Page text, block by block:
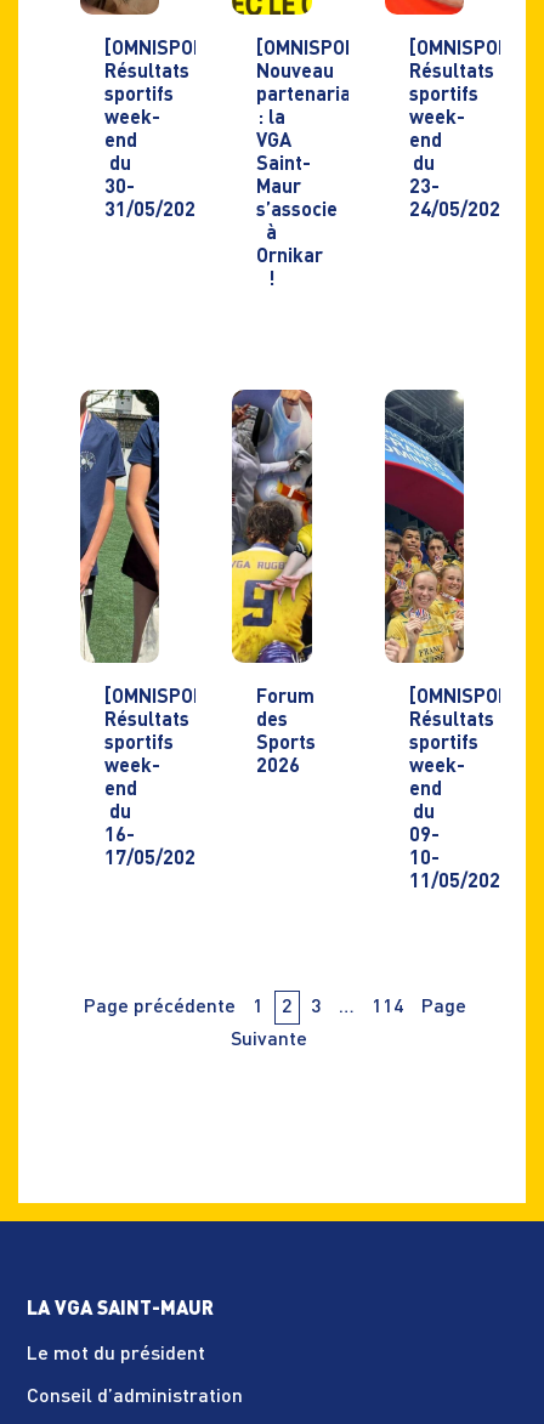
[OMNISPORTS]
Résultats
sportifs
week-
end
du
30-
31/05/2026
[OMNISPORTS]
Nouveau
partenariat
: la
VGA
Saint-
Maur
s’associe
à
Ornikar
!
[OMNISPORTS]
Résultats
sportifs
week-
end
du
23-
24/05/2026
[OMNISPORTS]
Résultats
sportifs
week-
end
du
16-
17/05/2026
Forum
des
Sports
2026
[OMNISPORTS]
Résultats
sportifs
week-
end
du
09-
10-
11/05/2026
Navigation
Page précédente PAge
1 PAge
2 PAge
3 … PAge
114
Page
Suivante
LA VGA SAINT-MAUR
Le mot du président
Conseil d’administration